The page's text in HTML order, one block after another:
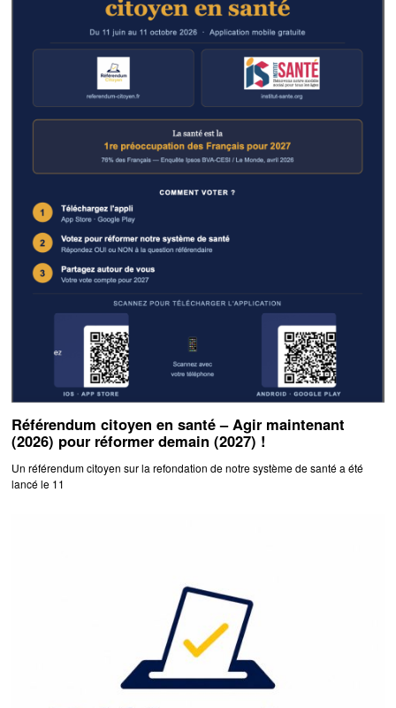
Référendum citoyen en santé – Agir maintenant
(2026) pour réformer demain (2027) !
Un référendum citoyen sur la refondation de notre système de santé a été
lancé le 11